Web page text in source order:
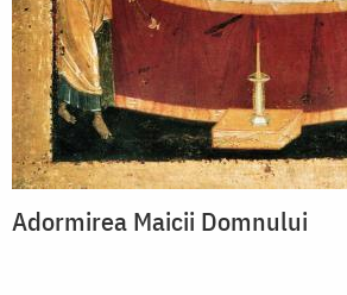
Adormirea Maicii Domnului